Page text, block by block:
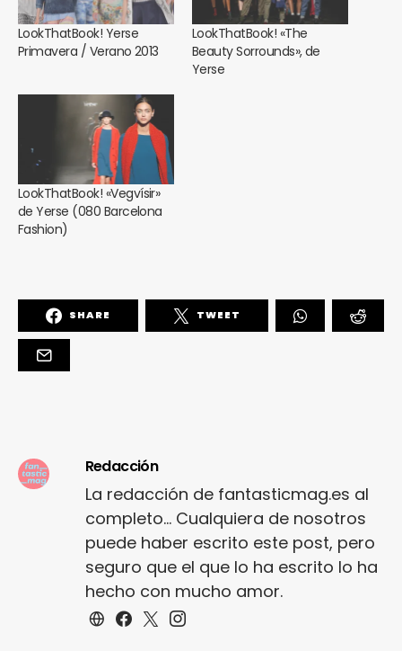
LookThatBook! Yerse
Primavera / Verano 2013
LookThatBook! «The
Beauty Sorrounds», de
Yerse
LookThatBook! «Vegvísir»
de Yerse (080 Barcelona
Fashion)
SHARE TWEET
Redacción
La redacción de fantasticmag.es al
completo... Cualquiera de nosotros
puede haber escrito este post, pero
seguro que el que lo ha escrito lo ha
hecho con mucho amor.